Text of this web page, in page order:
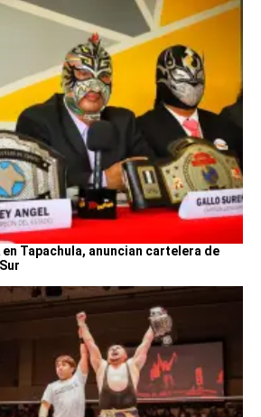
en Tapachula, anuncian cartelera de